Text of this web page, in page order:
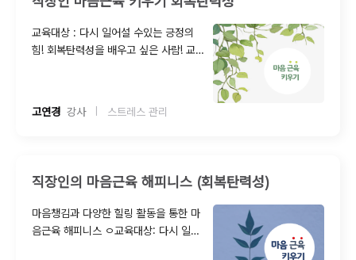
교육대상 : 다시 일어설 수있는 긍정의
힘! 회복탄력성을 배우고 싶은 사람! 교육
능한 전문적이고 실제적인 마음 챙김의
닌 해결을 위한 접근과 호흡 명상 실천으
로 심리적 안정을 유지하려는 회복탄력
성을 향상시킬 수 있다.
고연경 강사 스트레스 관리
직장인의 마음근육 해피니스 (회복탄력성)
마음챙김과 다양한 힐링 활동을 통한 마
음근육 해피니스 ㅇ교육대상: 다시 일어